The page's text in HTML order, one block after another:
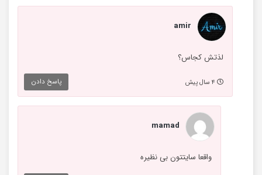
amir
لذتش کجاس؟
پاسخ دادن
mamad
واقعا سایتتون بی نظیره